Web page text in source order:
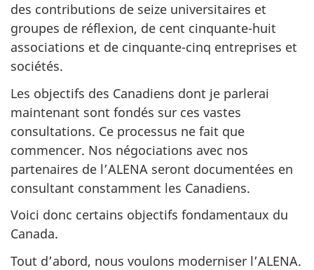
des contributions de seize universitaires et
groupes de réflexion, de cent cinquante-huit
associations et de cinquante-cinq entreprises et
sociétés.
Les objectifs des Canadiens dont je parlerai
maintenant sont fondés sur ces vastes
consultations. Ce processus ne fait que
commencer. Nos négociations avec nos
partenaires de l’ALENA seront documentées en
consultant constamment les Canadiens.
Voici donc certains objectifs fondamentaux du
Canada.
Tout d’abord, nous voulons moderniser l’ALENA.